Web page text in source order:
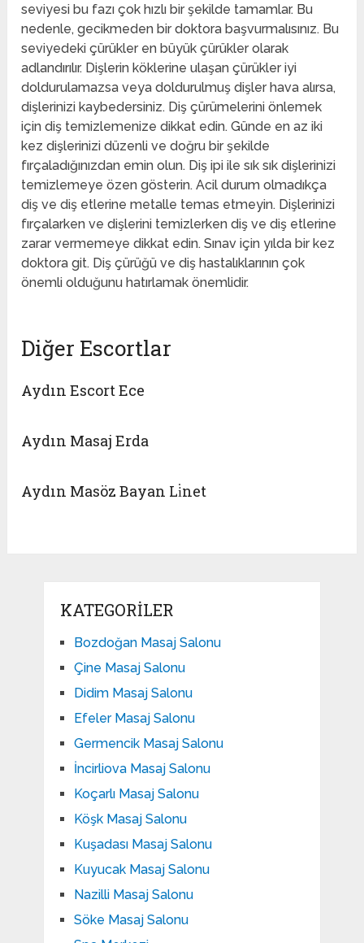
seviyesi bu fazı çok hızlı bir şekilde tamamlar. Bu
nedenle, gecikmeden bir doktora başvurmalısınız. Bu
seviyedeki çürükler en büyük çürükler olarak
adlandırılır. Dişlerin köklerine ulaşan çürükler iyi
doldurulamazsa veya doldurulmuş dişler hava alırsa,
dişlerinizi kaybedersiniz. Diş çürümelerini önlemek
için diş temizlemenize dikkat edin. Günde en az iki
kez dişlerinizi düzenli ve doğru bir şekilde
fırçaladığınızdan emin olun. Diş ipi ile sık sık dişlerinizi
temizlemeye özen gösterin. Acil durum olmadıkça
diş ve diş etlerine metalle temas etmeyin. Dişlerinizi
fırçalarken ve dişlerini temizlerken diş ve diş etlerine
zarar vermemeye dikkat edin. Sınav için yılda bir kez
doktora git. Diş çürüğü ve diş hastalıklarının çok
önemli olduğunu hatırlamak önemlidir.
Diğer Escortlar
Aydın Escort Ece
Aydın Masaj Erda
Aydın Masöz Bayan Li̇net
KATEGORILER
Bozdoğan Masaj Salonu
Çine Masaj Salonu
Didim Masaj Salonu
Efeler Masaj Salonu
Germencik Masaj Salonu
İncirliova Masaj Salonu
Koçarlı Masaj Salonu
Köşk Masaj Salonu
Kuşadası Masaj Salonu
Kuyucak Masaj Salonu
Nazilli Masaj Salonu
Söke Masaj Salonu